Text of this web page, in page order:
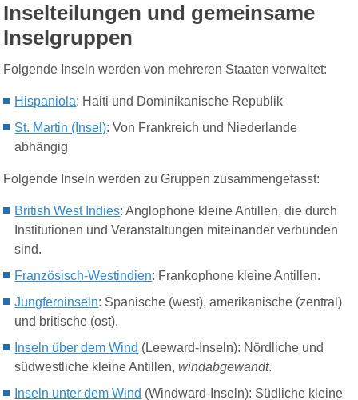
Inselteilungen und gemeinsame
Inselgruppen
Folgende Inseln werden von mehreren Staaten verwaltet:
Hispaniola: Haiti und Dominikanische Republik
St. Martin (Insel): Von Frankreich und Niederlande
abhängig
Folgende Inseln werden zu Gruppen zusammengefasst:
British West Indies: Anglophone kleine Antillen, die durch
Institutionen und Veranstaltungen miteinander verbunden
sind.
Französisch-Westindien: Frankophone kleine Antillen.
Jungferninseln: Spanische (west), amerikanische (zentral)
und britische (ost).
Insel n über dem Wind (Leeward-Inseln): Nördliche und
südwestliche kleine Antillen,windabgewandt.
Insel n unter dem Wind (Windward-Inseln): Südliche kleine